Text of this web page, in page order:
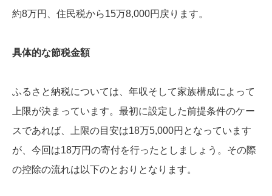
約8万円、住民税から15万8,000円戻ります。
具体的な節税金額
ふるさと納税については、年収そして家族構成によって
上限が決まっています。最初に設定した前提条件のケー
スであれば、上限の目安は18万5,000円となっています
が、今回は18万円の寄付を行ったとしましょう。その際
の控除の流れは以下のとおりとなります。